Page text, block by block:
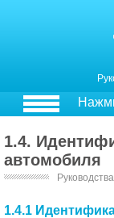
1.4.
автомобиля
Руководства
1.4.1